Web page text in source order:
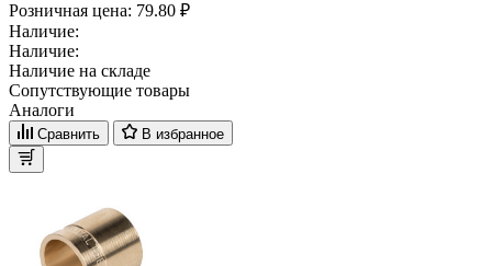
Розничная цена: 79.80 ₽
Наличие:
Наличие:
Наличие на складе
Сопутствующие товары
Аналоги
Сравнить В избранное